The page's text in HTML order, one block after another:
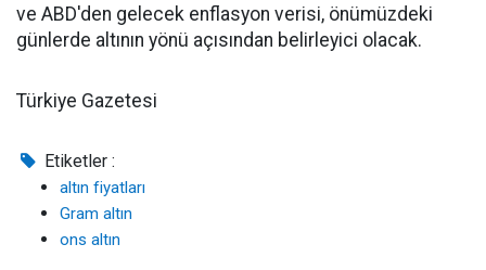
ve ABD'den gelecek enflasyon verisi, önümüzdeki
günlerde altının yönü açısından belirleyici olacak.
Türkiye Gazetesi
Etiketler :
altın fiyatları
Gram altın
ons altın